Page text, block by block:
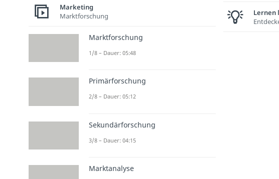
Lernen
Marketing
Marktforschung
Marktforschung
1/8 – Dauer: 05:48
Primärforschung
2/8 – Dauer: 05:12
Sekundärforschung
3/8 – Dauer: 04:15
Marktanalyse